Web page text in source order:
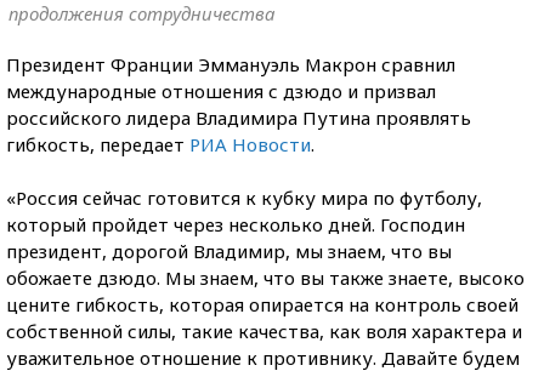
продолжения сотрудничества
Президент Франции Эммануэль Макрон сравнил
международные отношения с дзюдо и призвал
российского лидера Владимира Путина проявлять
гибкость, передает РИА Новости.
«Россия сейчас готовится к кубку мира по футболу,
который пройдет через несколько дней. Господин
президент, дорогой Владимир, мы знаем, что вы
обожаете дзюдо. Мы знаем, что вы также знаете, высоко
цените гибкость, которая опирается на контроль своей
собственной силы, такие качества, как воля характера и
уважительное отношение к противнику. Давайте будем